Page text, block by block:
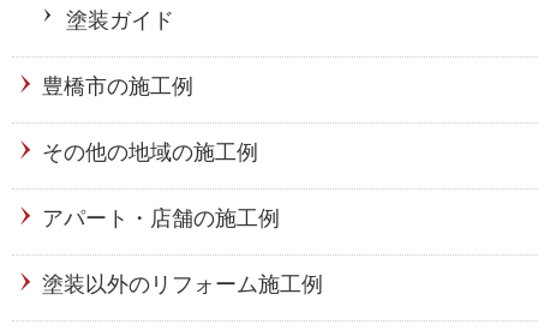
塗装ガイド
豊橋市の施工例
その他の地域の施工例
アパート・店舗の施工例
塗装以外のリフォーム施工例